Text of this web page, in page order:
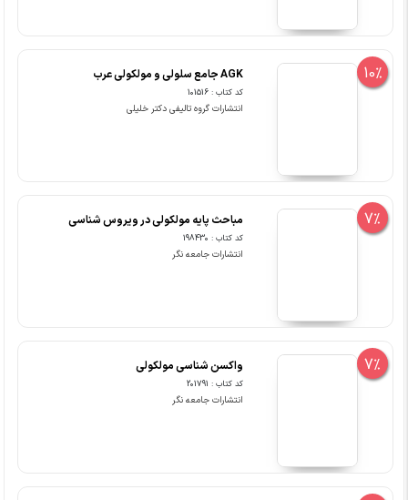
10% AGK جامع سلولی و مولکولی عرب
کد کتاب : 101516
انتشارات گروه تالیفی دکتر خلیلی
7% مباحث پایه مولکولی در ویروس شناسی
کد کتاب : 198430
انتشارات جامعه نگر
7% واکسن شناسی مولکولی
کد کتاب : 201791
انتشارات جامعه نگر